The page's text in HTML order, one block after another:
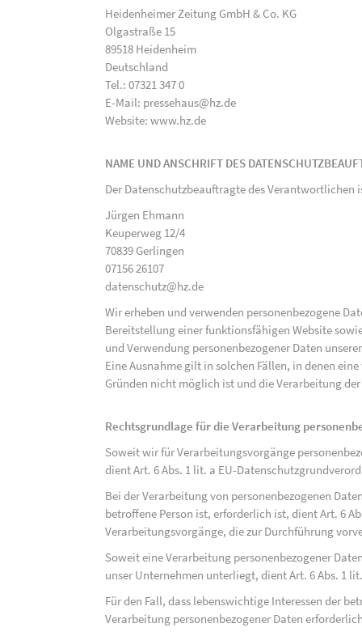
Heidenheimer Zeitung GmbH & Co. KG
Olgastraße 15
89518 Heidenheim
Deutschland
Tel.: 07321 347 0
E-Mail: pressehaus@hz.de
Website: www.hz.de
NAME UND ANSCHRIFT DES
Der Datenschutzbeauftragte des Verantwortlichen
Jürgen Ehmann
Keuperweg 12/4
70839 Gerlingen
07156 26107
datenschutz@hz.de
Wir erheben und verwenden personenbezogene
Bereitstellung einer funktionsfähigen Website
und Verwendung personenbezogener Daten
Eine Ausnahme gilt in solchen Fällen, in denen
Gründen nicht möglich ist und die Verarbeitung
Rechtsgrundlage für die Verarbeitung
Soweit wir für Verarbeitungsvorgänge
dient Art. 6 Abs. 1 lit. a EU-
Bei der Verarbeitung von personenbezogenen
betroffene Person ist, erforderlich ist, dient Art. 6
Verarbeitungsvorgänge, die zur Durchführung
Soweit eine Verarbeitung personenbezogener
unser Unternehmen unterliegt, dient Art. 6 Abs. 1
Für den Fall, dass lebenswichtige Interessen der
Verarbeitung personenbezogener Daten